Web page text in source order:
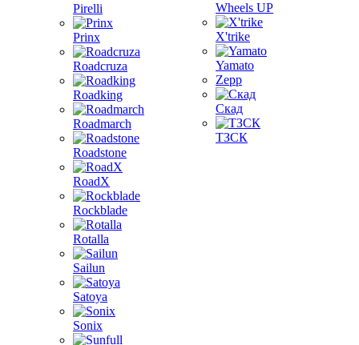
Pirelli
Prinx
Roadcruza
Roadking
Roadmarch
Roadstone
RoadX
Rockblade
Rotalla
Sailun
Satoya
Sonix
Wheels UP
X'trike
Yamato
Zepp
Скад
ТЗСК